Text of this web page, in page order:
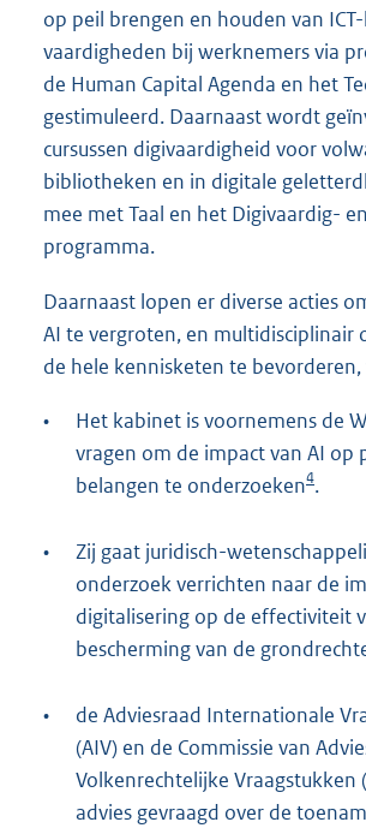
op peil brengen en houden van
vaardigheden bij werknemers via
de Human Capital Agenda en het
gestimuleerd. Daarnaast wordt
cursussen digivaardigheid voor
bibliotheken en in digitale
mee met Taal en het Digivaardig-
programma.
Daarnaast lopen er diverse acties
AI te vergroten, en multidisciplinair
de hele kennisketen te
•
Het kabinet is voornemens de
vragen om de impact van AI op
belangen te onderzoeken4.
•
Zij gaat juridisch-
onderzoek verrichten naar de
digitalisering op de effectiviteit
bescherming van de
•
de Adviesraad Internationale
(AIV) en de Commissie van
Volkenrechtelijke Vraagstukken
advies gevraagd over de